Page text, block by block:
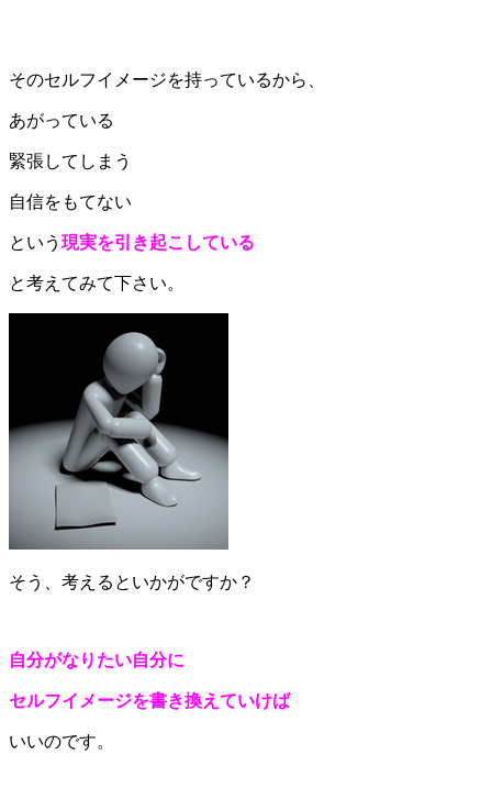
そのセルフイメージを持っているから、
あがっている
緊張してしまう
自信をもてない
という 現実を引き起こしている
と考えてみて下さい。
そう、考えるといかがですか？
自分がなりたい自分に
セルフイメージを書き換えていけば
いいのです。